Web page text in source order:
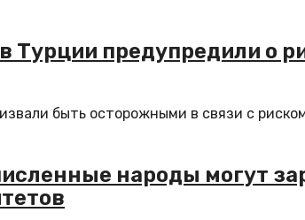
предупредили о
быть осторожными в связи с
народы могут